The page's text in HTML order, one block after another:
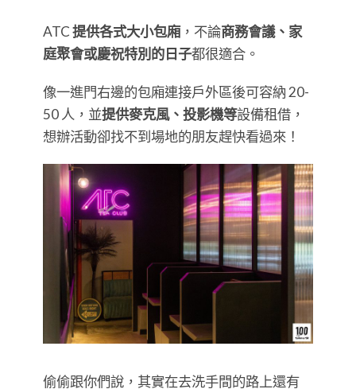
ATC提供各式大小包廂，不論商務會議、家
庭聚會或慶祝特別的日子都很適合。
像一進門右邊的包廂連接戶外區後可容納 20-
50 人，並提供麥克風、投影機等設備租借，
想辦活動卻找不到場地的朋友趕快看過來！
偷偷跟你們說，其實在去洗手間的路上還有